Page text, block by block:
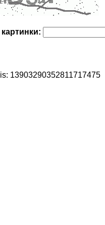
13903290352811717475